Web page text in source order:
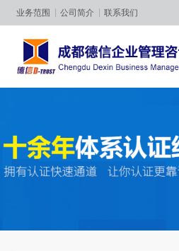
业务范围 公司简介 联系我们